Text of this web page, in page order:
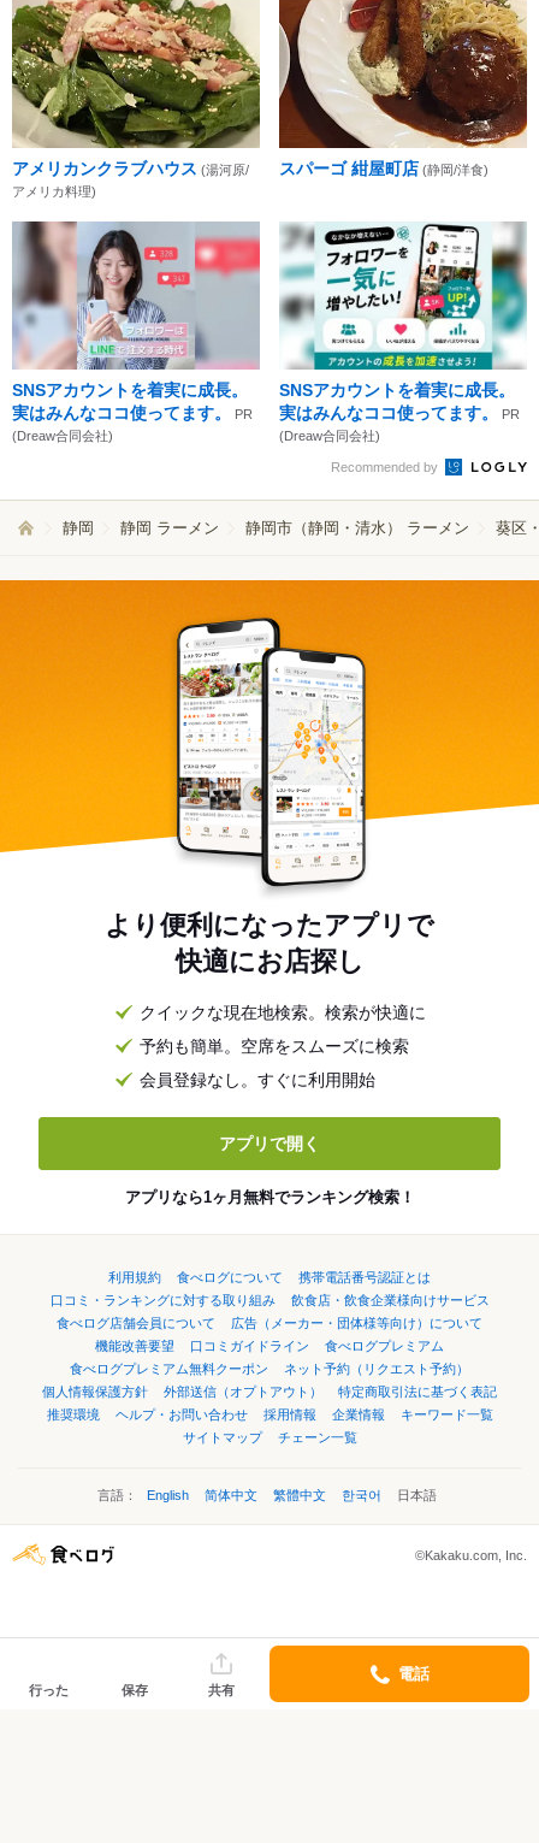
アメリカンクラブハウス (湯河原/
アメリカ料理)
スパーゴ 紺屋町店 (静岡/洋食)
SNSアカウントを着実に成長。
実はみんなココ使ってます。
PR
(Dreaw合同会社)
SNSアカウントを着実に成長。
実はみんなココ使ってます。
PR
(Dreaw合同会社)
Recommended by
静岡 静岡 ラーメン 静岡市（静岡・清水） ラーメン 葵区
より便利になったアプリで
快適にお店探し
クイックな現在地検索。検索が快適に
予約も簡単。空席をスムーズに検索
会員登録なし。すぐに利用開始
アプリで開く
アプリなら1ヶ月無料でランキング検索！
利用規約 食べログについて
携帯電話番号認証とは
口コミ・ランキングに対する取り組み
飲食店・飲食企業様向けサービス
食べログ店舗会員について
広告（メーカー・団体様等向け）について
機能改善要望
口コミガイドライン
食べログプレミアム
食べログプレミアム無料クーポン
ネット予約（リクエスト予約）
個人情報保護方針
外部送信（オプトアウト）
特定商取引法に基づく表記
推奨環境
ヘルプ・お問い合わせ 採用情報 企業情報
キーワード一覧
サイトマップ
チェーン一覧
言語： English 简体中文 繁體中文 한국어 日本語
©Kakaku.com, Inc.
行った 保存 共有
電話